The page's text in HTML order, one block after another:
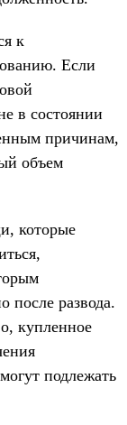
к
Если
в состоянии
причинам,
объем
которые
после развода.
купленное
подлежать